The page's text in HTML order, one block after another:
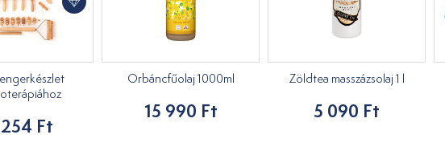
Ft
Orbáncfűolaj 1000ml
15 990 Ft
Zöldtea masszázsolaj 1 l
5 090 Ft